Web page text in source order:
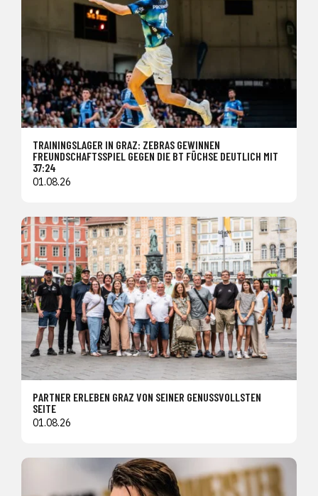
TRAININGSLAGER IN GRAZ: ZEBRAS GEWINNEN
FREUNDSCHAFTSSPIEL GEGEN DIE BT FÜCHSE DEUTLICH MIT
37:24
01.08.26
PARTNER ERLEBEN GRAZ VON SEINER GENUSSVOLLSTEN
SEITE
01.08.26